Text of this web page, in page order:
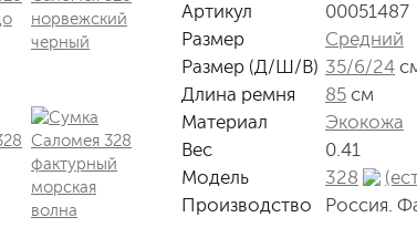
Артикул
00051487
Размер
Средний
Размер (Д/Ш/В) 35/6/24
Длина ремня 85 см
Материал
Экокожа
Вес
0.41
Модель
328
Производство
Россия.